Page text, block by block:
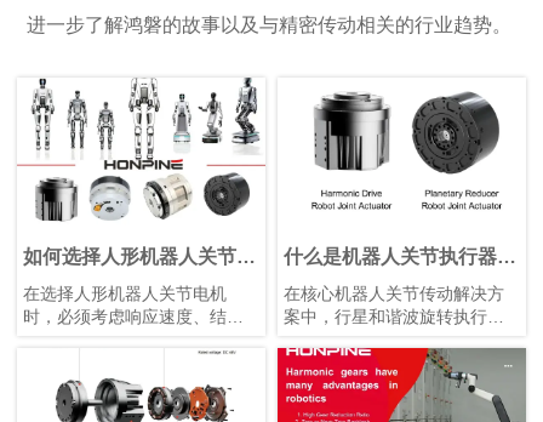
进一步了解鸿磐的故事以及与精密传动相关的行业趋势。
如何选择人形机器人关节电
机？
在选择人形机器人关节电机
时，必须考虑响应速度、结构
什么是机器人关节执行器？
如何选择最佳机器人旋转关
节执行器？
在核心机器人关节传动解决方
案中，行星和谐波旋转执行器
合适的类型，对于实现性能和
成本之间的最佳平衡至关重
要。